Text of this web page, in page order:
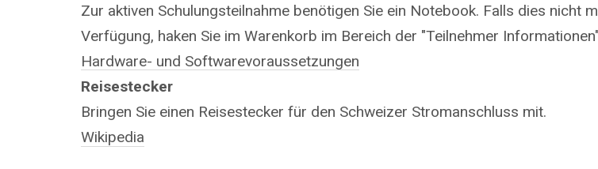
Zur aktiven Schulungsteilnahme benötigen Sie ein Notebook. Falls dies nicht
Verfügung, haken Sie im Warenkorb im Bereich der "Teilnehmer
Hardware- und Softwarevoraussetzungen
Reisestecker
Bringen Sie einen Reisestecker für den Schweizer Stromanschluss mit.
Wikipedia